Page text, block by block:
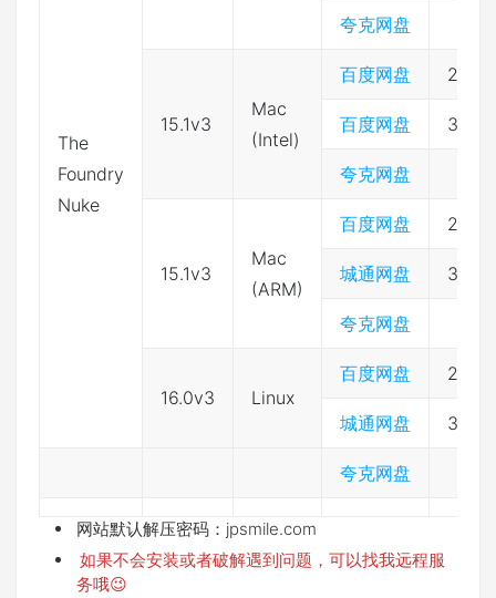
The
Foundry
Nuke
夸克网盘
15.1v3
Mac
(Intel)
百度网盘 2333
百度网盘
夸克网盘
15.1v3
Mac
(ARM)
百度网盘 2333
城通网盘
夸克网盘
16.0v3 Linux
百度网盘 2333
城通网盘
夸克网盘
网站默认解压密码：jpsmile.com
如果不会安装或者破解遇到问题，可以找我远程服
务哦😉